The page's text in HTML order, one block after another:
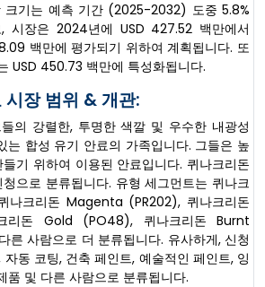
크기는 예측 기간 (2025-2032) 도중 5.8%
시장은 2024년에 USD 427.52 백만에서
백만에 평가되기 위하여 계획됩니다. 또
USD 450.73 백만에 특성화됩니다.
장 범위 & 개관:
의 강렬한, 투명한 색깔 및 우수한 내광성
는 합성 유기 안료의 가족입니다. 그들은 높
기 위하여 이용된 안료입니다. 퀴나크리돈
으로 분류됩니다. 유형 세그먼트는 퀴나크
나크리돈 Magenta (PR202), 퀴나크리돈
리돈 Gold (PO48), 퀴나크리돈 Burnt
사람으로 더 분류됩니다. 유사하게, 신청
동 코팅, 건축 페인트, 예술적인 페인트, 잉
품 및 다른 사람으로 분류됩니다.